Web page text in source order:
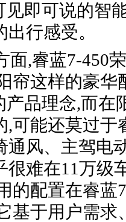
见即可说的智
行感受。
面,睿蓝7-450
帘这样的豪华
产品理念,而在
,可能还莫过于
通风、主驾电
很难在11万级
的配置在睿蓝
基于用户需求